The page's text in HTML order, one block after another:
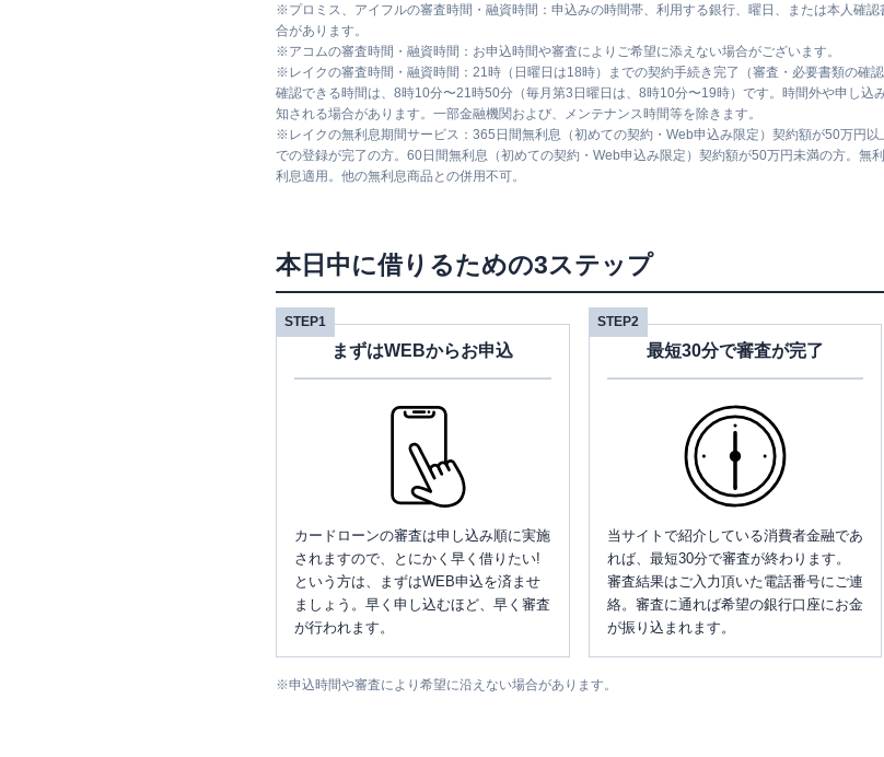
※プロミス、アイフルの審査時間・融資時間：申込みの時間帯、利用する銀行、曜日、または本人確
合があります。
※アコムの審査時間・融資時間：お申込時間や審査によりご希望に添えない場合がございます。
※ レイクの審査時間・融資時間：21時（日曜日は18時）までの契約手続き完了（審査・必要書類の確
確認できる時間は、8時10分〜21時50分（毎月第3日曜日は、8時10分〜19時）です。時間外や申し込
知される場合があります。一部金融機関および、メンテナンス時間等を除きます。
※ レイクの無利息期間サービス：365日間無利息（初めての契約・Web申込み限定）契約額が50万円
での登録が完了の方。60日間無利息（初めての契約・Web申込み限定）契約額が50万円未満の方。無
利息適用。他の無利息商品との併用不可。
本日中に借りるための3ステップ
STEP1
まずはWEBからお申込
カードローンの審査は申し込み順に実施
されますので、とにかく早く借りたい!
という方は、まずはWEB申込を済ませ
ましょう。早く申し込むほど、早く審査
が行われます。
STEP2
最短30分で審査が完了
当サイトで紹介している消費者金融であ
れば、最短30分で審査が終わります。
審査結果はご入力頂いた電話番号にご連
絡。審査に通れば希望の銀行口座にお金
が振り込まれます。
※申込時間や審査により希望に沿えない場合があります。